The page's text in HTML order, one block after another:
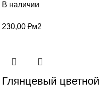
В наличии
230,00 ₽м2
Глянцевый цветной